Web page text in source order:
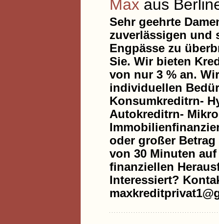
Max aus
Sehr geehrte
zuverlässigen und
Engpässe zu
Sie. Wir bieten
von nur 3 % an.
individuellen
Konsumkreditrn-
Autokreditrn-
oder großer
von 30 Minuten
finanziellen
Interessiert?